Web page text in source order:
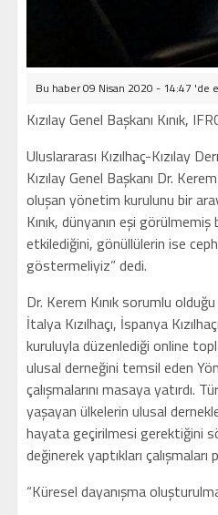
Bu haber 09 Nisan 2020 - 14:47 'de
Kızılay Genel Başkanı Kınık,
Uluslararası Kızılhaç-Kızılay
Kızılay Genel Başkanı Dr.
oluşan yönetim kurulunu bir
Kınık, dünyanın eşi
etkilediğini, gönüllülerin ise
göstermeliyiz” dedi.
Dr. Kerem Kınık sorumlu olduğu
İtalya Kızılhaçı, İspanya
kuruluyla düzenlediği online
ulusal derneğini temsil eden
çalışmalarını masaya yatırdı.
yaşayan ülkelerin ulusal
hayata geçirilmesi gerektiğini
değinerek yaptıkları çalışmaları
“Küresel dayanışma